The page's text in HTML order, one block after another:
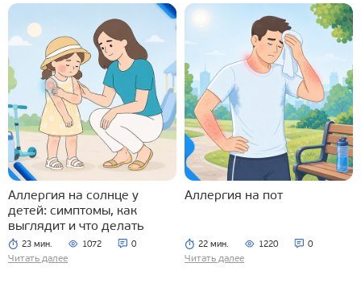
Аллергия на солнце у
детей: симптомы, как
выглядит и что делать
23 мин. 1072 0
Читать далее
Аллергия на пот
22 мин. 1220 0
Читать далее